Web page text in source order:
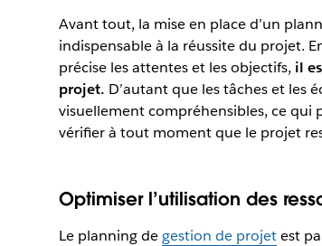
Avant tout, la mise en place d’un
indispensable à la réussite du projet.
précise les attentes et les objectifs, il
projet. D’autant que les tâches et les
visuellement compréhensibles, ce qui
vérifier à tout moment que le projet
Optimiser l’utilisation des
Le planning degestion de projetest